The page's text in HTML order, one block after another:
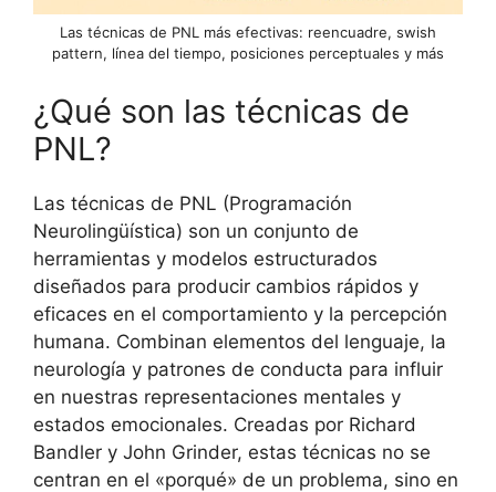
Las técnicas de PNL más efectivas: reencuadre, swish
pattern, línea del tiempo, posiciones perceptuales y más
¿Qué son las técnicas de
PNL?
Las técnicas de PNL (Programación
Neurolingüística) son un conjunto de
herramientas y modelos estructurados
diseñados para producir cambios rápidos y
eficaces en el comportamiento y la percepción
humana. Combinan elementos del lenguaje, la
neurología y patrones de conducta para influir
en nuestras representaciones mentales y
estados emocionales. Creadas por Richard
Bandler y John Grinder, estas técnicas no se
centran en el «porqué» de un problema, sino en